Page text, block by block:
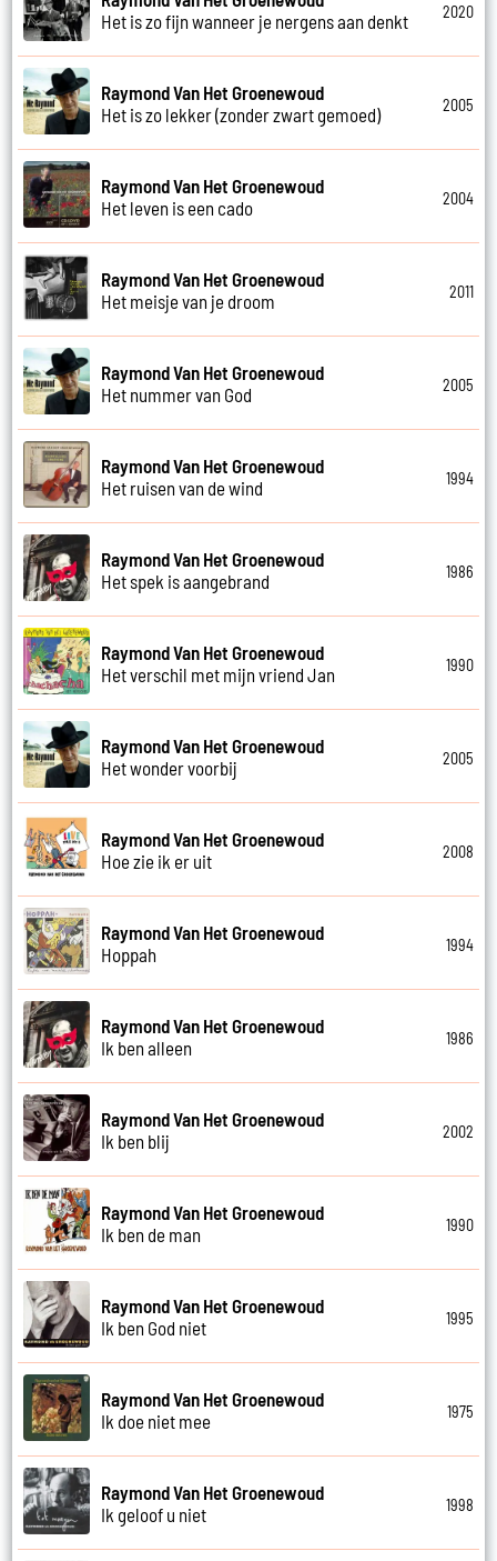
Het is zo fijn wanneer je nergens aan denkt
2020
Raymond Van Het Groenewoud
Het is zo lekker (zonder zwart gemoed)
2005
Raymond Van Het Groenewoud
Het leven is een cado
2004
Raymond Van Het Groenewoud
Het meisje van je droom
2011
Raymond Van Het Groenewoud
Het nummer van God
2005
Raymond Van Het Groenewoud
Het ruisen van de wind
1994
Raymond Van Het Groenewoud
Het spek is aangebrand
1986
Raymond Van Het Groenewoud
Het verschil met mijn vriend Jan
1990
Raymond Van Het Groenewoud
Het wonder voorbij
2005
Raymond Van Het Groenewoud
Hoe zie ik er uit
2008
Raymond Van Het Groenewoud
Hoppah
1994
Raymond Van Het Groenewoud
Ik ben alleen
1986
Raymond Van Het Groenewoud
Ik ben blij
2002
Raymond Van Het Groenewoud
Ik ben de man
1990
Raymond Van Het Groenewoud
Ik ben God niet
1995
Raymond Van Het Groenewoud
Ik doe niet mee
1975
Raymond Van Het Groenewoud
Ik geloof u niet
1998